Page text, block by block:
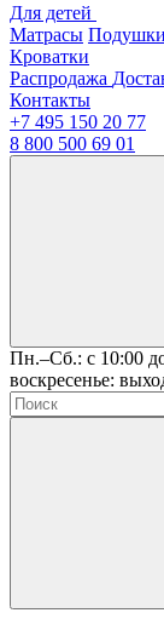
Для детей
Матрасы Подушки
Кроватки
Распродажа
Контакты
+7 495 150 20 77
8 800 500 69 01
Пн.–Сб.: с 10:00
воскресенье: